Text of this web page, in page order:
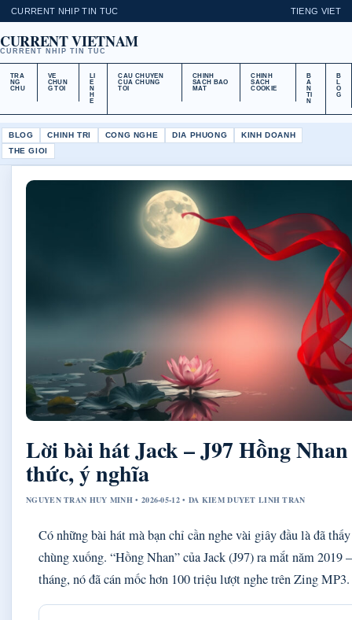
CURRENT NHIP TIN TUC TIENG VIET
CURRENT VIETNAM
CURRENT NHIP TIN TUC
TRA
NG
CHU
VE
CHUN
G TOI
LI
E
N
H
E
CAU CHUYEN
CUA CHUNG
TOI
CHINH
SACH BAO
MAT
CHINH
SACH
COOKIE
B
A
N
TI
N
B
L
O
G
BLOG CHINH TRI CONG NGHE DIA PHUONG
KINH DOANH
THE GIOI
Lời bài hát Jack – J97 Hồng
thức, ý nghĩa
NGUYEN TRAN HUY MINH • 2026-05-12 • DA KIEM DUYET LINH TRAN
Có những bài hát mà bạn chỉ cần nghe vài giây đầu là đã
chùng xuống. “Hồng Nhan” của Jack (J97) ra mắt năm 2019
tháng, nó đã cán mốc hơn 100 triệu lượt nghe trên Zing MP3.